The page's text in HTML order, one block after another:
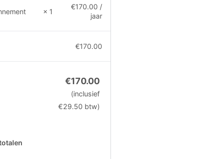
× 1
€170.00 /
jaar
€170.00
€170.00
(inclusief
€29.50 btw)